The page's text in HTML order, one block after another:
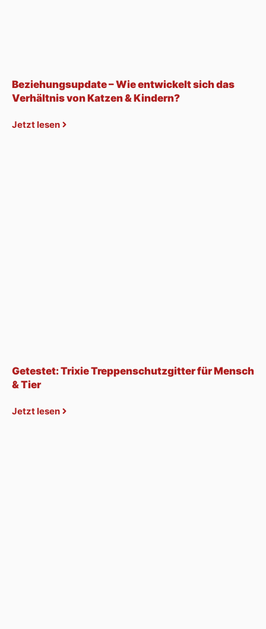
Beziehungsupdate – Wie entwickelt sich das
Verhältnis von Katzen & Kindern?
Jetzt lesen
Getestet: Trixie Treppenschutzgitter für Mensch
& Tier
Jetzt lesen